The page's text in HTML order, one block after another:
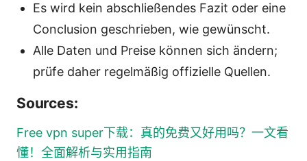
Es wird kein abschließendes Fazit oder eine
Conclusion geschrieben, wie gewünscht.
Alle Daten und Preise können sich ändern;
prüfe daher regelmäßig offizielle Quellen.
Sources:
Free vpn super下载：真的免费又好用吗？一文看
懂！全面解析与实用指南